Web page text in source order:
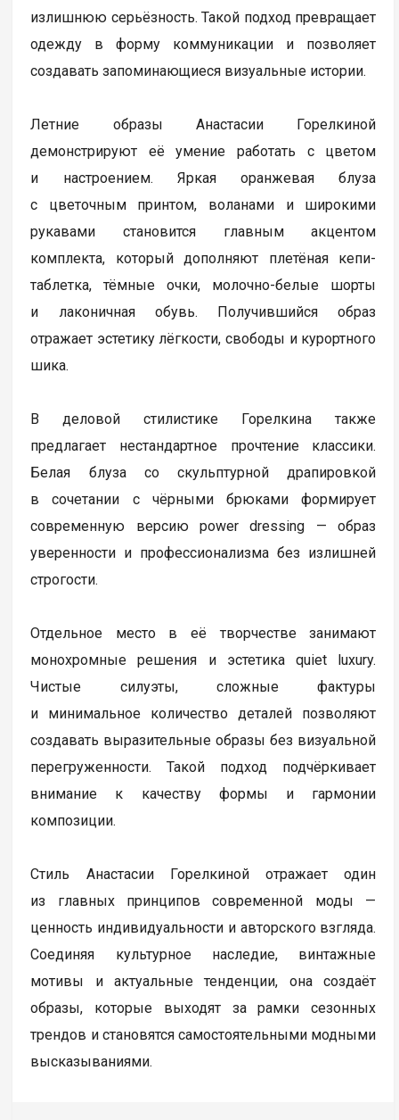
излишнюю серьёзность. Такой подход превращает
одежду в форму коммуникации и позволяет
создавать запоминающиеся визуальные истории.
Летние образы Анастасии Горелкиной
демонстрируют её умение работать с цветом
и настроением. Яркая оранжевая блуза
с цветочным принтом, воланами и широкими
рукавами становится главным акцентом
комплекта, который дополняют плетёная кепи-
таблетка, тёмные очки, молочно-белые шорты
и лаконичная обувь. Получившийся образ
отражает эстетику лёгкости, свободы и курортного
шика.
В деловой стилистике Горелкина также
предлагает нестандартное прочтение классики.
Белая блуза со скульптурной драпировкой
в сочетании с чёрными брюками формирует
современную версию power dressing — образ
уверенности и профессионализма без излишней
строгости.
Отдельное место в её творчестве занимают
монохромные решения и эстетика quiet luxury.
Чистые силуэты, сложные фактуры
и минимальное количество деталей позволяют
создавать выразительные образы без визуальной
перегруженности. Такой подход подчёркивает
внимание к качеству формы и гармонии
композиции.
Стиль Анастасии Горелкиной отражает один
из главных принципов современной моды —
ценность индивидуальности и авторского взгляда.
Соединяя культурное наследие, винтажные
мотивы и актуальные тенденции, она создаёт
образы, которые выходят за рамки сезонных
трендов и становятся самостоятельными модными
высказываниями.